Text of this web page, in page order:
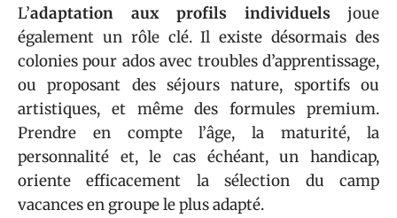
L’adaptation aux profils individuels joue
également un rôle clé. Il existe désormais des
colonies pour ados avec troubles d’apprentissage,
ou proposant des séjours nature, sportifs ou
artistiques, et même des formules premium.
Prendre en compte l’âge, la maturité, la
personnalité et, le cas échéant, un handicap,
oriente efficacement la sélection du camp
vacances en groupe le plus adapté.